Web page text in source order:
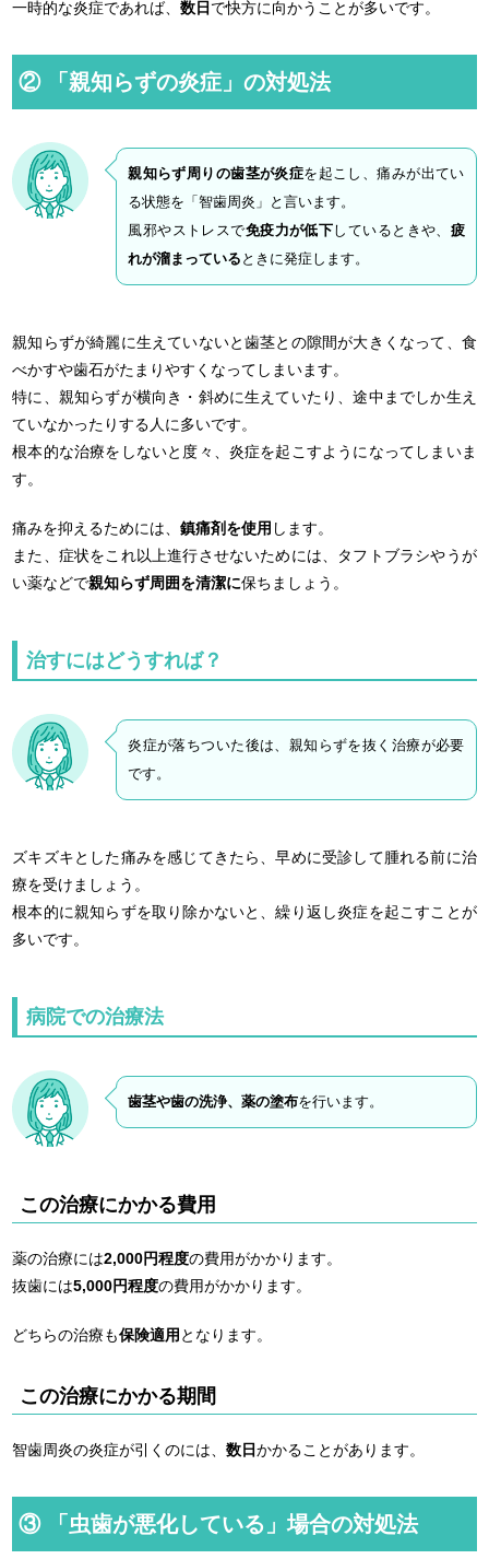
一時的な炎症であれば、数日 で快方に向かうことが多いです。
② 「親知らずの炎症」の対処法
親知らず周りの歯茎が炎症を起こし、痛みが出てい
る状態を「智歯周炎」と言います。
風邪やストレスで免疫力が低下しているときや、 疲
れが溜まっている ときに発症します。
親知らずが綺麗に生えていないと歯茎との隙間が大きくなって、食
べかすや歯石がたまりやすくなってしまいます。
特に、親知らずが横向き・斜めに生えていたり、途中までしか生え
ていなかったりする人に多いです。
根本的な治療をしないと度々、炎症を起こすようになってしまいま
す。
痛みを抑えるためには、鎮痛剤を使用 します。
また、症状をこれ以上進行させないためには、タフトブラシやうが
い薬などで親知らず周囲を清潔に保ちましょう。
治すにはどうすれば？
炎症が落ちついた後は、親知らずを抜く治療が必要
です。
ズキズキとした痛みを感じてきたら、早めに受診して腫れる前に治
療を受けましょう。
根本的に親知らずを取り除かないと、繰り返し炎症を起こすことが
多いです。
病院での治療法
歯茎や歯の洗浄、薬の塗布を行います。
この治療にかかる費用
薬の治療には2,000円程度の費用がかかります。
抜歯には5,000円程度の費用がかかります。
どちらの治療も保険適用 となります。
この治療にかかる期間
智歯周炎の炎症が引くのには、数日かかることがあります。
③ 「虫歯が悪化している」場合の対処法